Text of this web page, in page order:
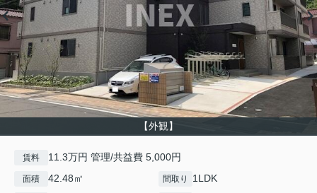
【外観】
賃料 11.3万円 管理/共益費 5,000円
面積 42.48㎡ 間取り 1LDK